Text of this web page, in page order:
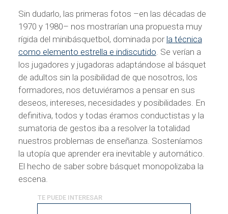
Sin dudarlo, las primeras fotos –en las décadas de
1970 y 1980– nos mostrarían una propuesta muy
rígida del minibásquetbol, dominada por la técnica
como elemento estrella e indiscutido . Se verían a
los jugadores y jugadoras adaptándose al básquet
de adultos sin la posibilidad de que nosotros, los
formadores, nos detuviéramos a pensar en sus
deseos, intereses, necesidades y posibilidades. En
definitiva, todos y todas éramos conductistas y la
sumatoria de gestos iba a resolver la totalidad
nuestros problemas de enseñanza. Sosteníamos
la utopía que aprender era inevitable y automático.
El hecho de saber sobre básquet monopolizaba la
escena.